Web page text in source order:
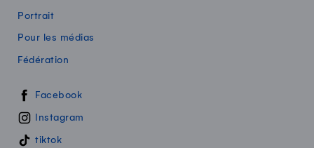
Portrait
Pour les médias
Fédération
Swissmilk sur les réseaux sociaux
Facebook
Instagram
tiktok